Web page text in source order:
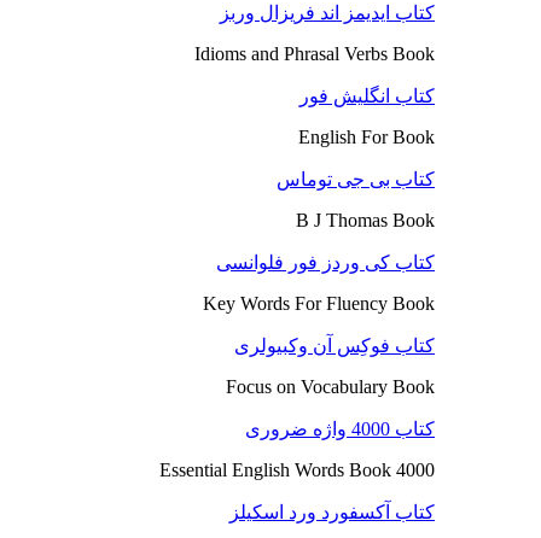
کتاب ایدیمز اند فریزال وربز
Idioms and Phrasal Verbs Book
کتاب انگلیش فور
English For Book
کتاب بی جی توماس
B J Thomas Book
کتاب کی وردز فور فلوانسی
Key Words For Fluency Book
کتاب فوکِس آن وکبیولری
Focus on Vocabulary Book
کتاب 4000 واژه ضروری
4000 Essential English Words Book
کتاب آکسفورد ورد اسکیلز